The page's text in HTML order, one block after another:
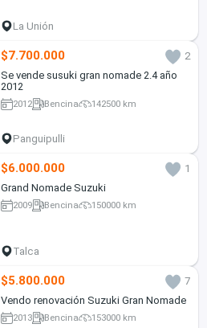
La Unión
$7.700.000
2
Se vende susuki gran nomade 2.4 año
2012
2012 Bencina 142500 km
Panguipulli
$6.000.000
1
Grand Nomade Suzuki
2009 Bencina 150000 km
Talca
$5.800.000
7
Vendo renovación Suzuki Gran Nomade
2013 Bencina 153000 km